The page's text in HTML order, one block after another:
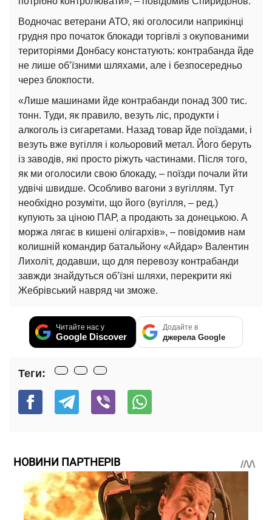
Водночас ветерани АТО, які оголосили наприкінці
грудня про початок блокади торгівлі з окупованими
територіями Донбасу констатують: контрабанда йде
не лише об’їзними шляхами, але і безпосередньо
через блокпости.
«Лише машинами йде контрабанди понад 300 тис.
тонн. Туди, як правило, везуть ліс, продукти і
алкоголь із сигаретами. Назад товар йде поїздами, і
везуть вже вугілля і кольоровий метал. Його беруть
із заводів, які просто ріжуть частинами. Після того,
як ми оголосили свою блокаду, – поїзди почали йти
удвічі швидше. Особливо вагони з вугіллям. Тут
необхідно розуміти, що його (вугілля, – ред.)
купують за ціною ПАР, а продають за донецькою. А
моржа лягає в кишені олігархів», – повідомив нам
колишній командир батальйону «Айдар» Валентин
Лихоліт, додавши, що для перевозу контрабанди
завжди знайдуться об’їзні шляхи, перекрити які
Жебрівський навряд чи зможе.
Читайте нас у
Google Discover
Додайте в
джерела Google
Теги:
НОВИНИ ПАРТНЕРІВ